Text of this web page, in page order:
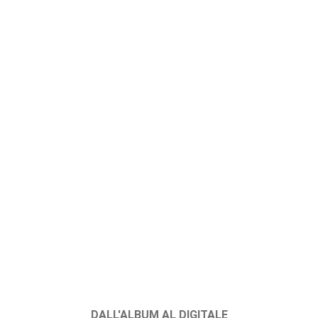
DALL'ALBUM AL DIGITALE